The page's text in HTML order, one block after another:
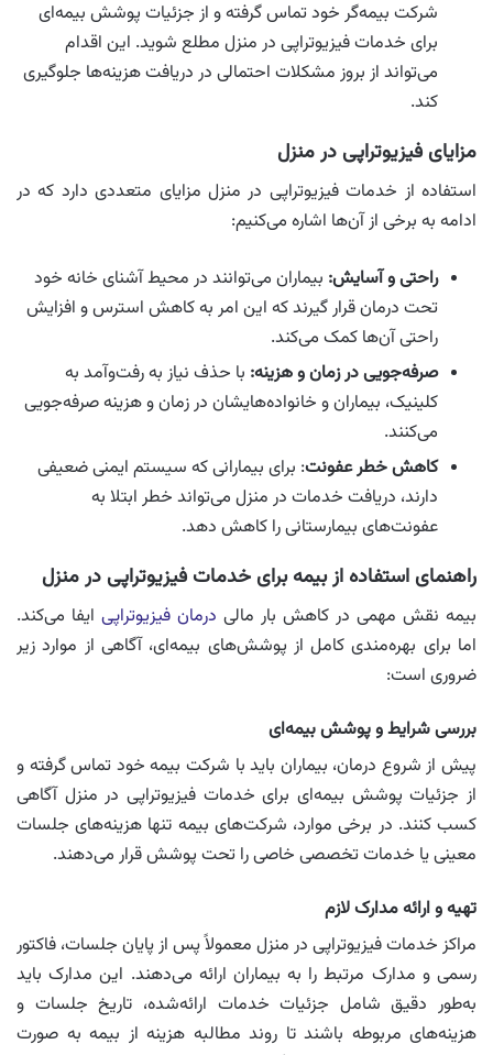
شرکت بیمه‌گر خود تماس گرفته و از جزئیات پوشش بیمه‌ای
برای خدمات فیزیوتراپی در منزل مطلع شوید. این اقدام
می‌تواند از بروز مشکلات احتمالی در دریافت هزینه‌ها جلوگیری
کند.
مزایای فیزیوتراپی در منزل
استفاده از خدمات فیزیوتراپی در منزل مزایای متعددی دارد که در
ادامه به برخی از آن‌ها اشاره می‌کنیم:
راحتی و آسایش: بیماران می‌توانند در محیط آشنای خانه خود
تحت درمان قرار گیرند که این امر به کاهش استرس و افزایش
راحتی آن‌ها کمک می‌کند.
صرفه‌جویی در زمان و هزینه: با حذف نیاز به رفت‌وآمد به
کلینیک، بیماران و خانواده‌هایشان در زمان و هزینه صرفه‌جویی
می‌کنند.
کاهش خطر عفونت: برای بیمارانی که سیستم ایمنی ضعیفی
دارند، دریافت خدمات در منزل می‌تواند خطر ابتلا به
عفونت‌های بیمارستانی را کاهش دهد.
راهنمای استفاده از بیمه برای خدمات فیزیوتراپی در منزل
بیمه نقش مهمی در کاهش بار مالی درمان‌ فیزیوتراپی ایفا می‌کند.
اما برای بهره‌مندی کامل از پوشش‌های بیمه‌ای، آگاهی از موارد زیر
ضروری است:
بررسی شرایط و پوشش بیمه‌ای
پیش از شروع درمان، بیماران باید با شرکت بیمه خود تماس گرفته و
از جزئیات پوشش بیمه‌ای برای خدمات فیزیوتراپی در منزل آگاهی
کسب کنند. در برخی موارد، شرکت‌های بیمه تنها هزینه‌های جلسات
معینی یا خدمات تخصصی خاصی را تحت پوشش قرار می‌دهند.
تهیه و ارائه مدارک لازم
مراکز خدمات فیزیوتراپی در منزل معمولاً پس از پایان جلسات، فاکتور
رسمی و مدارک مرتبط را به بیماران ارائه می‌دهند. این مدارک باید
به‌طور دقیق شامل جزئیات خدمات ارائه‌شده، تاریخ جلسات و
هزینه‌های مربوطه باشند تا روند مطالبه هزینه از بیمه به صورت